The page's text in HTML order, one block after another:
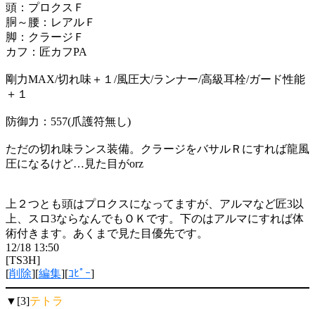
頭：プロクスＦ
胴～腰：レアルＦ
脚：クラージＦ
カフ：匠カフPA
剛力MAX/切れ味＋１/風圧大/ランナー/高級耳栓/ガード性能
＋１
防御力：557(爪護符無し)
ただの切れ味ランス装備。クラージをバサルＲにすれば龍風
圧になるけど…見た目がorz
上２つとも頭はプロクスになってますが、アルマなど匠3以
上、スロ3ならなんでもＯＫです。下のはアルマにすれば体
術付きます。あくまで見た目優先です。
12/18 13:50
[TS3H]
[削除][編集][ｺﾋﾟｰ]
▼[3]テトラ